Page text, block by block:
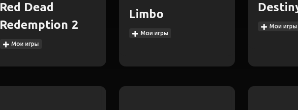
Red Dead
Redemption 2
Мои игры
Limbo
Мои игры
Мои игры